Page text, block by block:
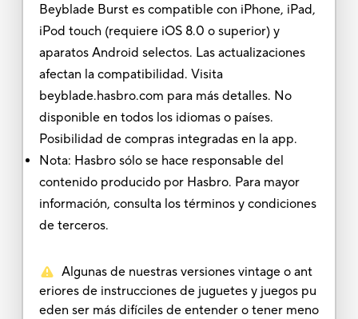
Beyblade Burst es compatible con iPhone, iPad,
iPod touch (requiere iOS 8.0 o superior) y
aparatos Android selectos. Las actualizaciones
afectan la compatibilidad. Visita
beyblade.hasbro.com para más detalles. No
disponible en todos los idiomas o países.
Posibilidad de compras integradas en la app.
Nota: Hasbro sólo se hace responsable del
contenido producido por Hasbro. Para mayor
información, consulta los términos y condiciones
de terceros.
Algunas de nuestras versiones vintage o ant
eriores de instrucciones de juguetes y juegos pu
eden ser más difíciles de entender o tener meno